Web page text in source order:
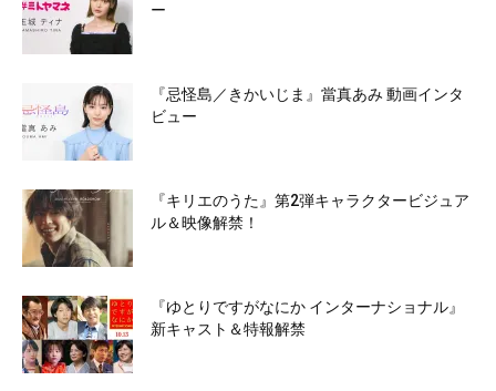
ー
『忌怪島／きかいじま』當真あみ 動画インタ
ビュー
『キリエのうた』第2弾キャラクタービジュア
ル＆映像解禁！
『ゆとりですがなにか インターナショナル』
新キャスト＆特報解禁